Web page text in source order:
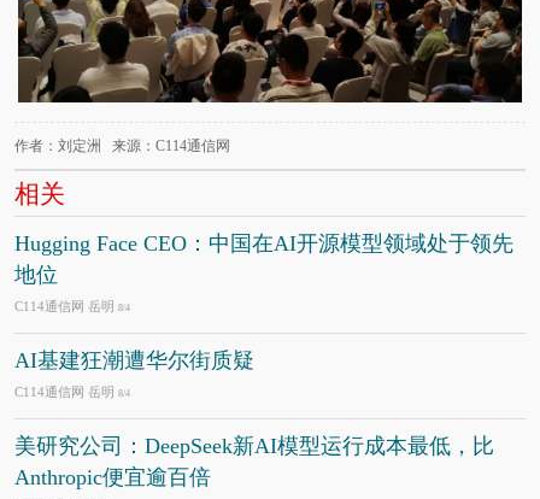
作者：刘定洲 来源：C114通信网
相关
Hugging Face CEO：中国在AI开源模型领域处于领先
地位
C114通信网 岳明 8/4
AI基建狂潮遭华尔街质疑
C114通信网 岳明 8/4
美研究公司：DeepSeek新AI模型运行成本最低，比
Anthropic便宜逾百倍